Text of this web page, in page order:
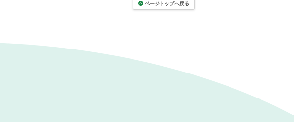
ページトップへ戻る